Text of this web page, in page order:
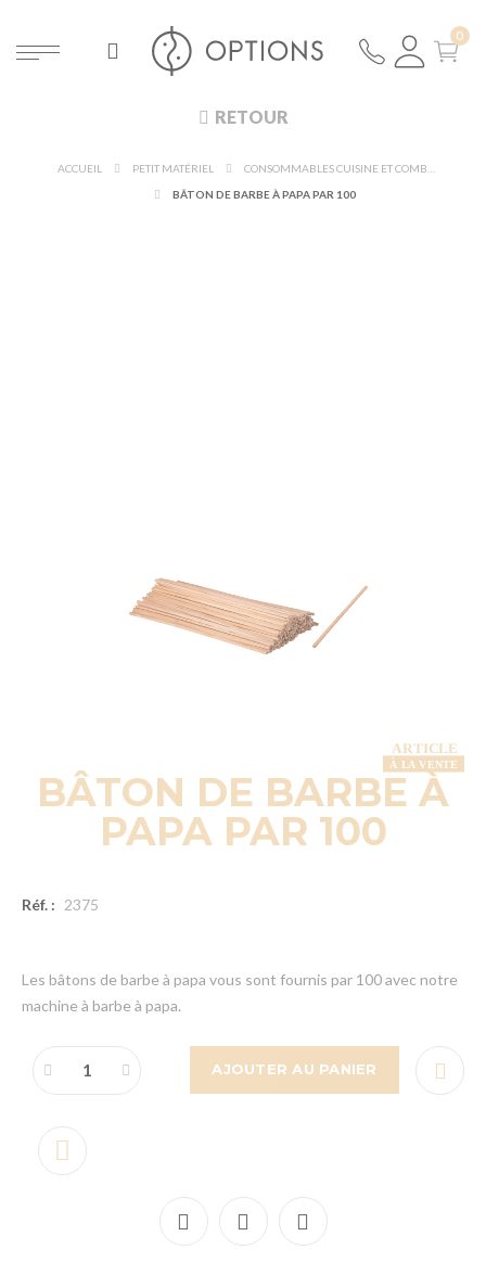
RETOUR
ACCUEIL PETIT MATÉRIEL
BÂTON DE BARBE À PAPA PAR 100
BÂTON DE BARBE À
PAPA PAR 100
Réf. : 2375
Les bâtons de barbe à papa vous sont fournis par 100 avec notre
machine à barbe à papa.
AJOUTER AU PANIER